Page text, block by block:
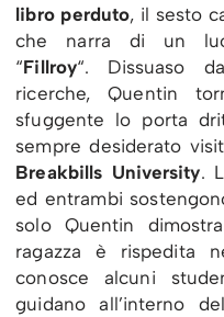
libro perduto, il sesto
che narra di un
“Fillroy“. Dissuaso
ricerche, Quentin
sfuggente lo porta
sempre desiderato
Breakbills University.
ed entrambi
solo Quentin
ragazza è rispedita
conosce alcuni
guidano all’interno